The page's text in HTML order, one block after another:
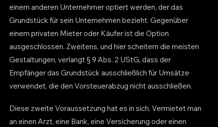
einem anderen Unternehmer optiert werden, der das
Grundstück für sein Unternehmen bezieht. Gegenüber
einem privaten Mieter oder Käufer ist die Option
ausgeschlossen. Zweitens, und hier scheitern die meisten
Gestaltungen, verlangt § 9 Abs. 2 UStG, dass der
Empfänger das Grundstück ausschließlich für Umsätze
verwendet, die den Vorsteuerabzug nicht ausschließen.
Diese zweite Voraussetzung hat es in sich. Vermietet man
an einen Arzt, eine Bank, eine Versicherung oder einen